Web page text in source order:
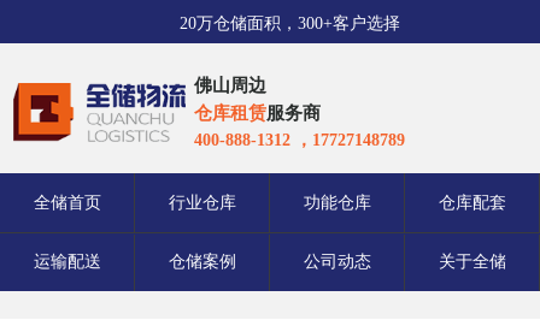
20万仓储面积，300+客户选择
佛山周边
仓库租赁服务商
400-888-1312 ，17727148789
全储首页 行业仓库 功能仓库 仓库配套
运输配送 仓储案例 公司动态 关于全储